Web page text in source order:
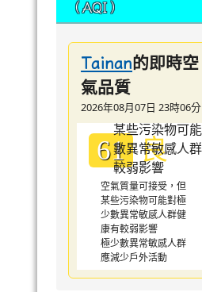
（AQI）
Tainan的即時空
氣品質
2026年08月07日 23時06分
61 良
空氣質量可接受，但
某些污染物可能對極
少數異常敏感人群健
康有較弱影響
極少數異常敏感人群
應減少戶外活動